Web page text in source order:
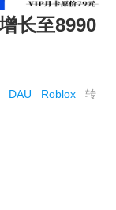
长至8990
DAU Roblox 转